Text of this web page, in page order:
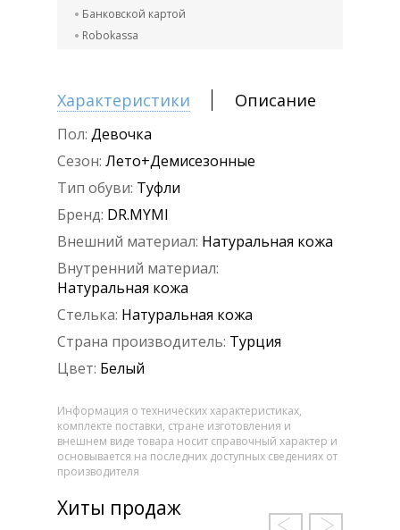
Банковской картой
Robokassa
Характеристики Описание
Пол: Девочка
Сезон: Лето+Демисезонные
Тип обуви: Туфли
Бренд: DR.MYMI
Внешний материал: Натуральная кожа
Внутренний материал:
Натуральная кожа
Стелька: Натуральная кожа
Страна производитель: Турция
Цвет: Белый
Информация о технических характеристиках,
комплекте поставки, стране изготовления и
внешнем виде товара носит справочный характер и
основывается на последних доступных сведениях от
производителя
Хиты продаж